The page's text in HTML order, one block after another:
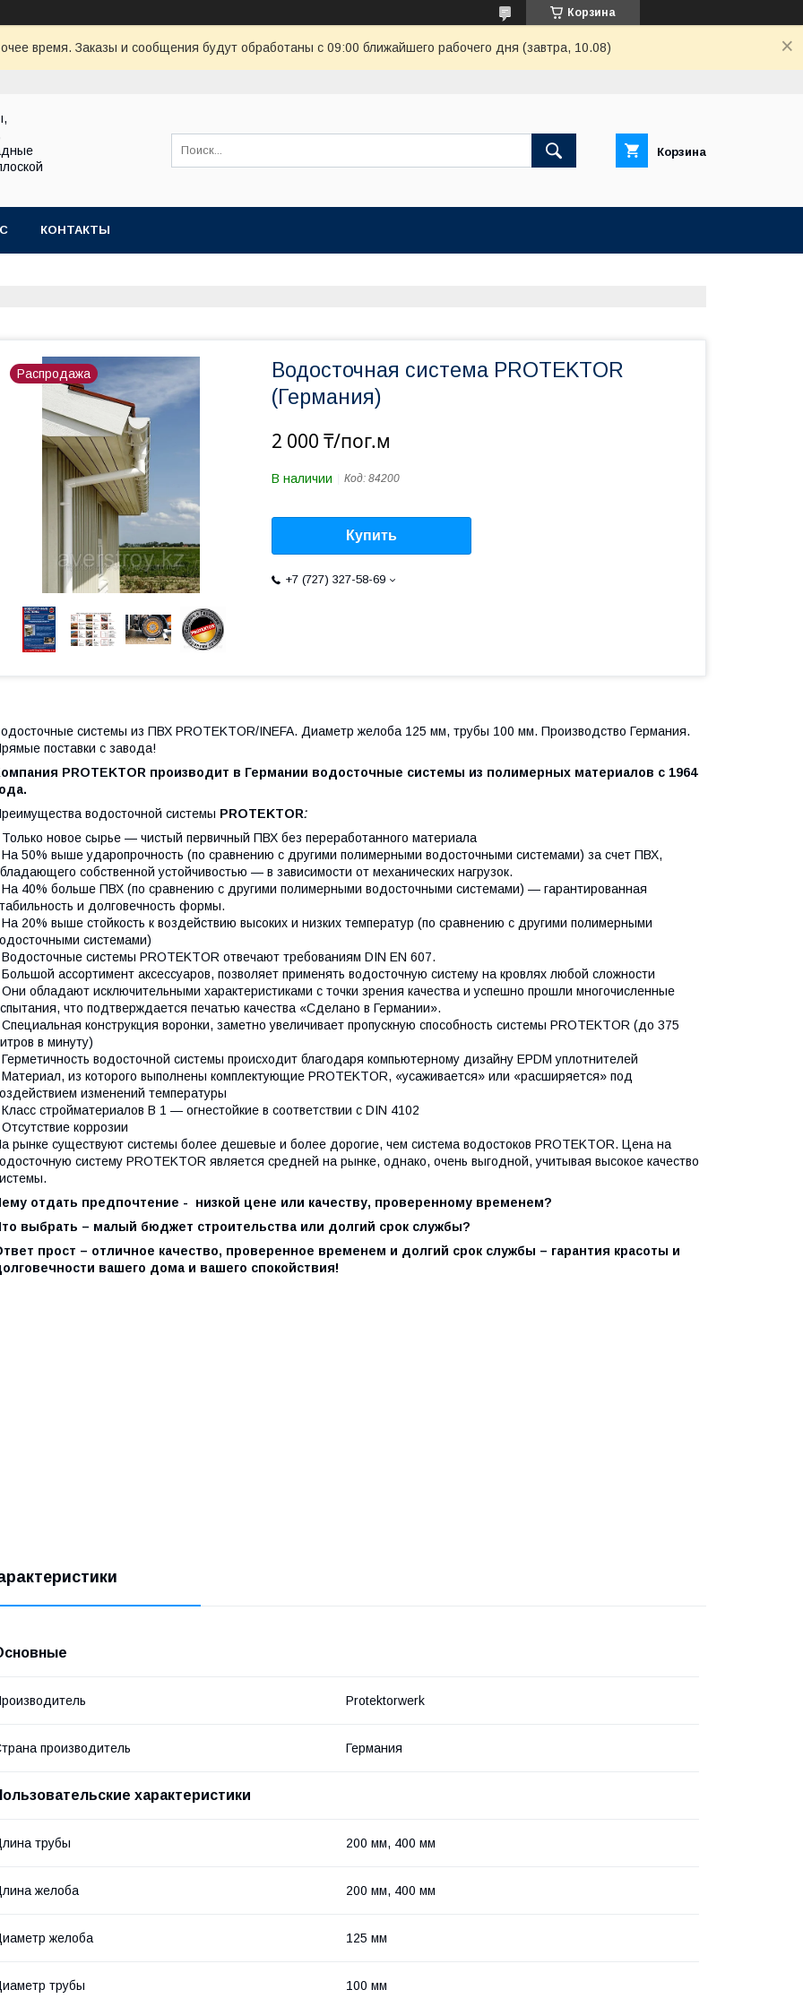
Корзина
время. Заказы и сообщения будут обработаны с 09:00 ближайшего рабочего дня (завтра, 10.08)
Корзина
КОНТАКТЫ
Распродажа
Водосточная система PROTEKTOR
(Германия)
2 000 ₸/пог.м
В наличии Код: 84200
Купить
+7 (727) 327-58-69
системы из ПВХ PROTEKTOR/INEFA. Диаметр желоба 125 мм, трубы 100 мм. Производство Германия.
поставки с завода!
PROTEKTOR производит в Германии водосточные системы из полимерных материалов с 1964
водосточной системы PROTEKTOR:
Только новое сырье — чистый первичный ПВХ без переработанного материала
На 50% выше ударопрочность (по сравнению с другими полимерными водосточными системами) за счет ПВХ,
собственной устойчивостью — в зависимости от механических нагрузок.
На 40% больше ПВХ (по сравнению с другими полимерными водосточными системами) — гарантированная
и долговечность формы.
На 20% выше стойкость к воздействию высоких и низких температур (по сравнению с другими полимерными
системами)
Водосточные системы PROTEKTOR отвечают требованиям DIN EN 607.
Большой ассортимент аксессуаров, позволяет применять водосточную систему на кровлях любой сложности
Они обладают исключительными характеристиками с точки зрения качества и успешно прошли многочисленные
что подтверждается печатью качества «Сделано в Германии».
Специальная конструкция воронки, заметно увеличивает пропускную способность системы PROTEKTOR (до 375
в минуту)
Герметичность водосточной системы происходит благодаря компьютерному дизайну EPDM уплотнителей
Материал, из которого выполнены комплектующие PROTEKTOR, «усаживается» или «расширяется» под
изменений температуры
Класс стройматериалов В 1 — огнестойкие в соответствии с DIN 4102
Отсутствие коррозии
рынке существуют системы более дешевые и более дорогие, чем система водостоков PROTEKTOR. Цена на
систему PROTEKTOR является средней на рынке, однако, очень выгодной, учитывая высокое качество
отдать предпочтение - низкой цене или качеству, проверенному временем?
выбрать – малый бюджет строительства или долгий срок службы?
прост – отличное качество, проверенное временем и долгий срок службы – гарантия красоты и
вашего дома и вашего спокойствия!
Protektorwerk
производитель Германия
характеристики
трубы 200 мм, 400 мм
желоба 200 мм, 400 мм
желоба 125 мм
трубы 100 мм